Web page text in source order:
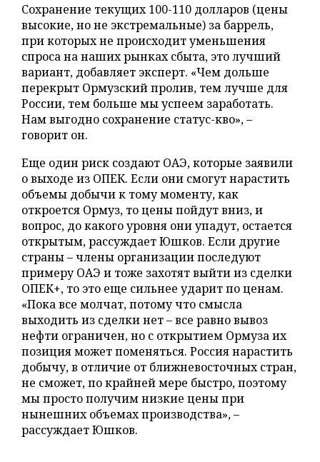
Сохранение текущих 100-110 долларов (цены
высокие, но не экстремальные) за баррель,
при которых не происходит уменьшения
спроса на наших рынках сбыта, это лучший
вариант, добавляет эксперт. «Чем дольше
перекрыт Ормузский пролив, тем лучше для
России, тем больше мы успеем заработать.
Нам выгодно сохранение статус-кво», –
говорит он.
Еще один риск создают ОАЭ, которые заявили
о выходе из ОПЕК. Если они смогут нарастить
объемы добычи к тому моменту, как
откроется Ормуз, то цены пойдут вниз, и
вопрос, до какого уровня они упадут, остается
открытым, рассуждает Юшков. Если другие
страны – члены организации последуют
примеру ОАЭ и тоже захотят выйти из сделки
ОПЕК+, то это еще сильнее ударит по ценам.
«Пока все молчат, потому что смысла
выходить из сделки нет – все равно вывоз
нефти ограничен, но с открытием Ормуза их
позиция может поменяться. Россия нарастить
добычу, в отличие от ближневосточных стран,
не сможет, по крайней мере быстро, поэтому
мы просто получим низкие цены при
нынешних объемах производства», –
рассуждает Юшков.